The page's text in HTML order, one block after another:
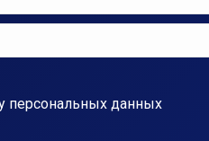
персональных данных